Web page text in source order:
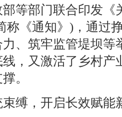
等部门联合印发《
称《通知》)，通过
、筑牢监管堤坝等
，又激活了乡村产
。
，开启长效赋能